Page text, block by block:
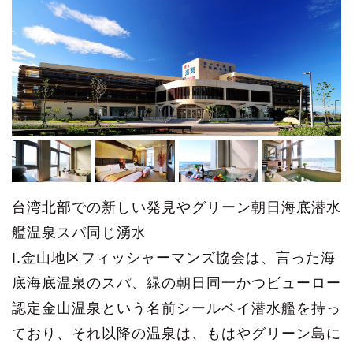
台湾北部での新しい発見やグリーン朝日海底潜水
艦温泉スパ同じ湧水
I.金山地区フィッシャーマンズ協会は、言った海
底海底温泉のスパ、緑の朝日同一かつビューロー
認定金山温泉という名前シールベイ潜水艦を持っ
ており、それ以降の温泉は、もはやグリーン島に